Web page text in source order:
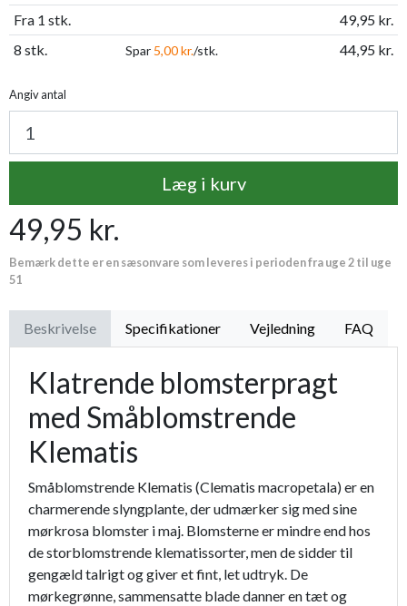
Fra 1 stk.
49,95 kr.
8 stk.
Spar 5,00 kr./stk. 44,95 kr.
Angiv antal
Læg i kurv
49,95 kr.
Bemærk dette er en sæsonvare som leveres i perioden fra uge 2 til uge
51
Beskrivelse Specifikationer Vejledning FAQ
Klatrende blomsterpragt
med Småblomstrende
Klematis
Småblomstrende Klematis (Clematis macropetala) er en
charmerende slyngplante, der udmærker sig med sine
mørkrosa blomster i maj. Blomsterne er mindre end hos
de storblomstrende klematissorter, men de sidder til
gengæld talrigt og giver et fint, let udtryk. De
mørkegrønne, sammensatte blade danner en tæt og